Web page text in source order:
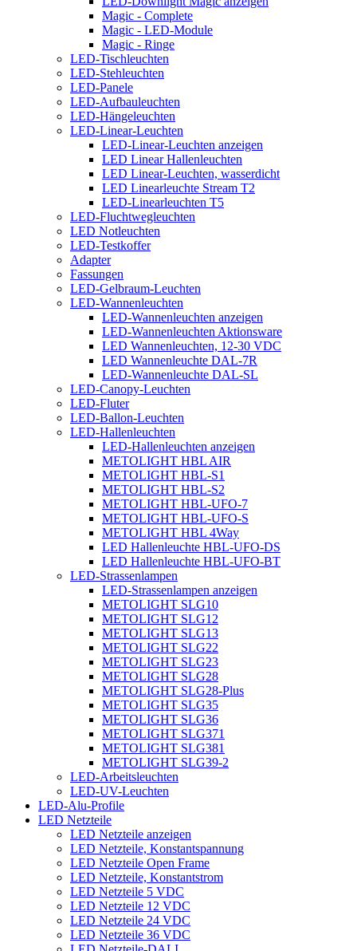
Magic - Complete
Magic - LED-Module
Magic - Ringe
LED-Tischleuchten
LED-Stehleuchten
LED-Panele
LED-Aufbauleuchten
LED-Hängeleuchten
LED-Linear-Leuchten
LED-Linear-Leuchten anzeigen
LED Linear Hallenleuchten
LED Linear-Leuchten, wasserdicht
LED Linearleuchte Stream T2
LED-Linearleuchten T5
LED-Fluchtwegleuchten
LED Notleuchten
LED-Testkoffer
Adapter
Fassungen
LED-Gelbraum-Leuchten
LED-Wannenleuchten
LED-Wannenleuchten anzeigen
LED-Wannenleuchten Aktionsware
LED Wannenleuchten, 12-30 VDC
LED Wannenleuchte DAL-7R
LED-Wannenleuchte DAL-SL
LED-Canopy-Leuchten
LED-Fluter
LED-Ballon-Leuchten
LED-Hallenleuchten
LED-Hallenleuchten anzeigen
METOLIGHT HBL AIR
METOLIGHT HBL-S1
METOLIGHT HBL-S2
METOLIGHT HBL-UFO-7
METOLIGHT HBL-UFO-S
METOLIGHT HBL 4Way
LED Hallenleuchte HBL-UFO-DS
LED Hallenleuchte HBL-UFO-BT
LED-Strassenlampen
LED-Strassenlampen anzeigen
METOLIGHT SLG10
METOLIGHT SLG12
METOLIGHT SLG13
METOLIGHT SLG22
METOLIGHT SLG23
METOLIGHT SLG28
METOLIGHT SLG28-Plus
METOLIGHT SLG35
METOLIGHT SLG36
METOLIGHT SLG371
METOLIGHT SLG381
METOLIGHT SLG39-2
LED-Arbeitsleuchten
LED-UV-Leuchten
LED-Alu-Profile
LED Netzteile
LED Netzteile anzeigen
LED Netzteile, Konstantspannung
LED Netzteile Open Frame
LED Netzteile, Konstantstrom
LED Netzteile 5 VDC
LED Netzteile 12 VDC
LED Netzteile 24 VDC
LED Netzteile 36 VDC